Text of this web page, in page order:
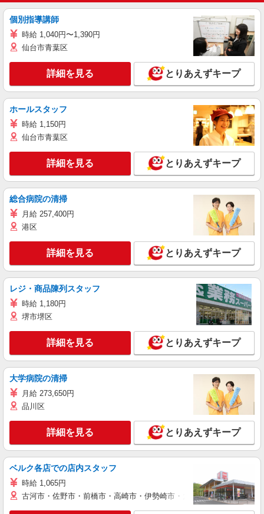
個別指導講師
時給 1,040円〜1,390円
仙台市青葉区
詳細を見る とりあえずキープ
ホールスタッフ
時給 1,150円
仙台市青葉区
詳細を見る とりあえずキープ
総合病院の清掃
月給 257,400円
港区
詳細を見る とりあえずキープ
レジ・商品陳列スタッフ
時給 1,180円
堺市堺区
詳細を見る とりあえずキープ
大学病院の清掃
月給 273,650円
品川区
詳細を見る とりあえずキープ
ベルク各店での店内スタッフ
時給 1,065円
古河市・佐野市・前橋市・高崎市・伊勢崎市・太田市・館林市・藤